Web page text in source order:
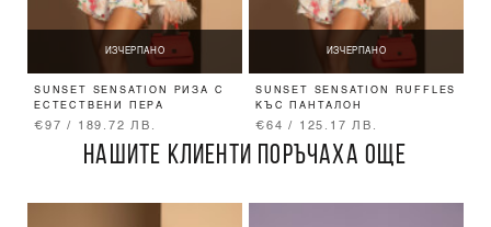
ИЗЧЕРПАНО
SUNSET SENSATION РИЗА С
ЕСТЕСТВЕНИ ПЕРА
€97 / 189.72 ЛВ.
ИЗЧЕРПАНО
SUNSET SENSATION RUFFLES
КЪС ПАНТАЛОН
€64 / 125.17 ЛВ.
НАШИТЕ КЛИЕНТИ ПОРЪЧАХА ОЩЕ